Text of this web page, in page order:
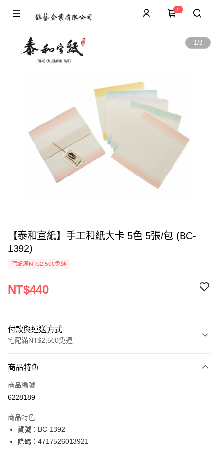
0
1/2
【泰和宣紙】手工和紙大卡 5色 5張/包 (BC-
1392)
宅配滿NT$2,500免運
NT$440
付款與運送方式
宅配滿NT$2,500免運
信用卡一次付款
Apple Pay
悠遊付
ATM付款
商品特色
商品編號
6228189
商品特色
貨號：BC-1392
條碼：4717526013921